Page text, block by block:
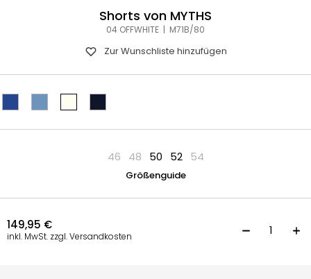
Shorts von MYTHS
04 OFFWHITE | M71B/80
Zur Wunschliste hinzufügen
46 48 50 52 54
Größenguide
149,95 €
inkl. MwSt. zzgl. Versandkosten